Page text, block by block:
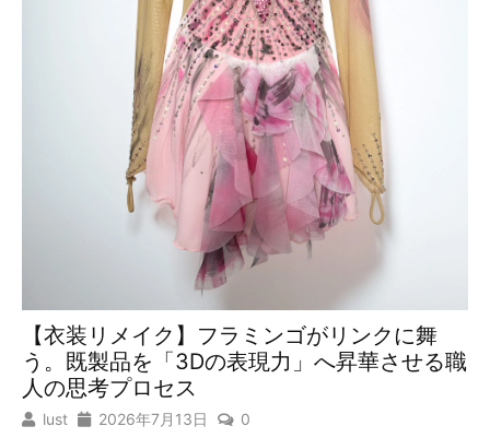
【衣装リメイク】フラミンゴがリンクに舞
う。既製品を「3Dの表現力」へ昇華させる職
人の思考プロセス
lust 2026年7月13日 0